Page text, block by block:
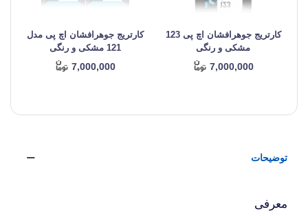
کارتریج جوهرافشان اچ پی 123
مشکی و رنگی
7,000,000
کارتریج جوهرافشان اچ پی مدل
121 مشکی و رنگی
7,000,000
توضیحات
معرفی